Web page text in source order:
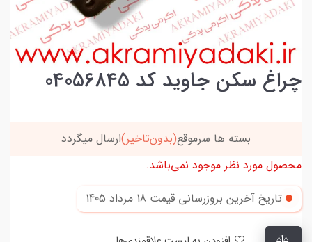
چراغ سکن جاوید کد 04056845
بسته ها سرموقع(بدون‌تاخیر)ارسال میگردد
محصول مورد نظر موجود نمی‌باشد.
تاریخ آخرین بروزرسانی قیمت 18 مرداد 1405